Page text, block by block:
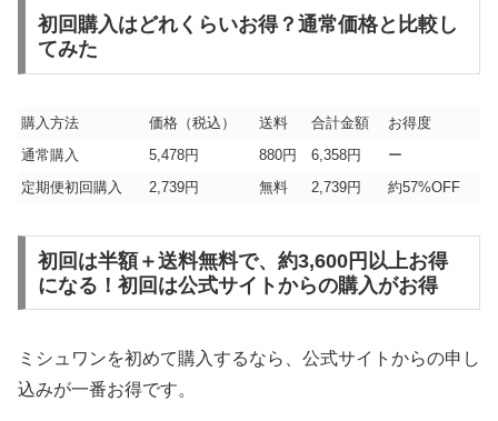
初回購入はどれくらいお得？通常価格と比較し
てみた
購入方法 価格（税込） 送料 合計金額
お得度
通常購入
5,478円 880円 6,358円
ー
定期便初回購入
2,739円 無料 2,739円 約57%OFF
初回は半額＋送料無料で、約3,600円以上お得
になる！初回は公式サイトからの購入がお得
ミシュワンを初めて購入するなら、公式サイトからの申し
込みが一番お得です。